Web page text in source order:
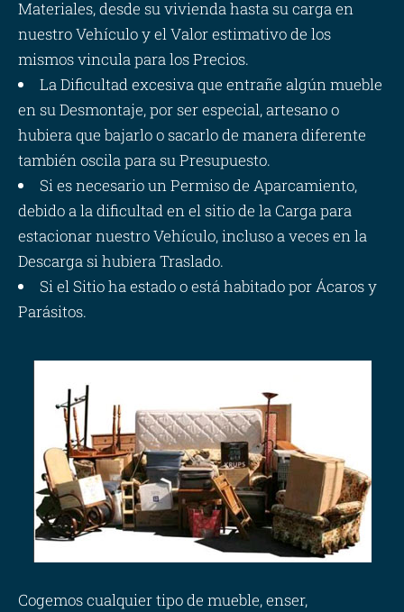
Materiales, desde su vivienda hasta su carga en
nuestro Vehículo y el Valor estimativo de los
mismos vincula para los Precios.
La Dificultad excesiva que entrañe algún mueble
en su Desmontaje, por ser especial, artesano o
hubiera que bajarlo o sacarlo de manera diferente
también oscila para su Presupuesto.
Si es necesario un Permiso de Aparcamiento,
debido a la dificultad en el sitio de la Carga para
estacionar nuestro Vehículo, incluso a veces en la
Descarga si hubiera Traslado.
Si el Sitio ha estado o está habitado por Ácaros y
Parásitos.
Cogemos cualquier tipo de mueble, enser,